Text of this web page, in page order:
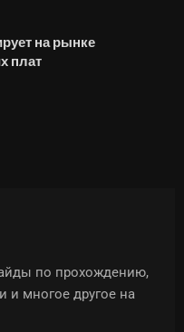
на рынке
плат
по прохождению,
и многое другое на